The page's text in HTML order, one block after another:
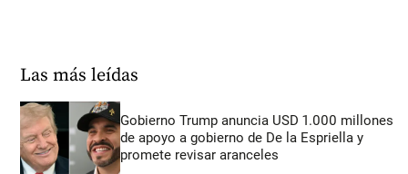
Las más leídas
Gobierno Trump anuncia USD 1.000 millones
de apoyo a gobierno de De la Espriella y
promete revisar aranceles